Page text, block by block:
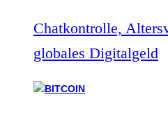
Chatkontrolle,
globales Digitalgeld